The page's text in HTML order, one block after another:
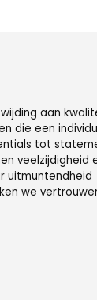
aan
die een
tot
veelzijdigheid
uitmuntendheid
we